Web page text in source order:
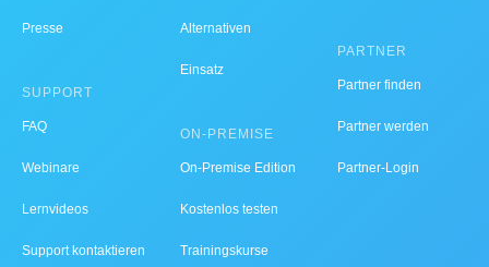
Presse
SUPPORT
FAQ
Webinare
Lernvideos
Support kontaktieren
Alternativen
Einsatz
ON-PREMISE
On-Premise Edition
Kostenlos testen
Trainingskurse
PARTNER
Partner finden
Partner werden
Partner-Login